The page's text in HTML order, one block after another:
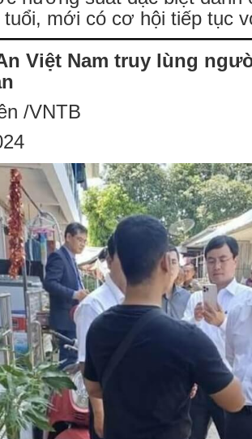
tuổi, mới có cơ hội tiếp tục
Việt Nam truy lùng
/VNTB